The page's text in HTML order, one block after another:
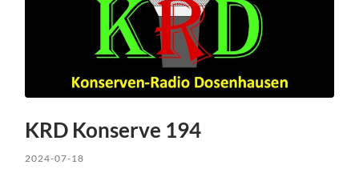
KRD Konserve 194
2024-07-18